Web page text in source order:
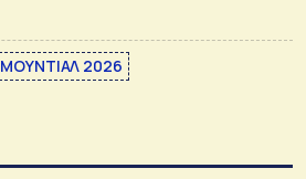
ΜΟΥΝΤΙΑΛ 2026